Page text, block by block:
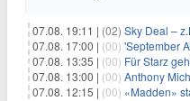
07.08. 19:11 | (02) Sky Deal – z.B.
07.08. 17:00 | (00) 'September
07.08. 13:35 | (00) Für Starz
07.08. 13:00 | (00) Anthony Michael Hall:
07.08. 12:15 | (00) «Madden»